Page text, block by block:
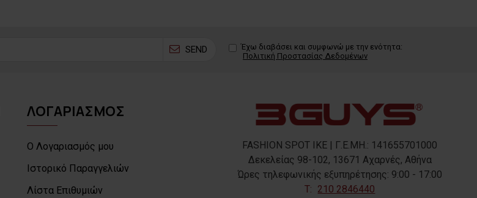
SEND
Έχω διαβάσει και συμφωνώ με την ενότητα:
Πολιτική Προστασίας Δεδομένων
ΛΟΓΑΡΙΑΣΜΟΣ
Ο Λογαριασμός μου
Ιστορικό Παραγγελιών
Λίστα Επιθυμιών
FASHION SPOT IKE | Γ.Ε.ΜΗ.: 141655701000
Δεκελείας 98-102, 13671 Αχαρνές, Αθήνα
Ώρες τηλεφωνικής εξυπηρέτησης: 9:00 - 17:00
T: 210 2846440